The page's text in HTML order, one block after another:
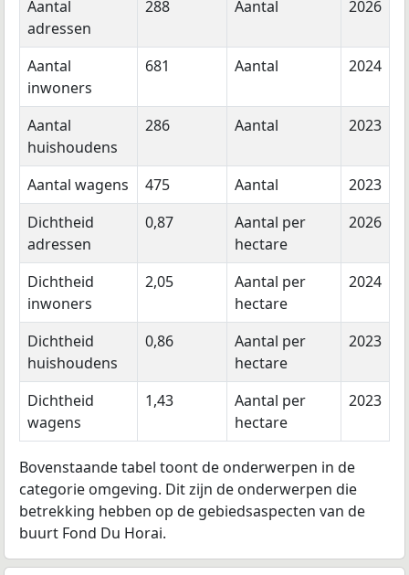
Aantal
adressen
288 Aantal 2026
Aantal
inwoners
681 Aantal 2024
Aantal
huishoudens
286 Aantal 2023
Aantal wagens 475 Aantal
2023
Dichtheid
adressen
0,87
Aantal per
hectare
2026
Dichtheid
inwoners
2,05
Aantal per
hectare
2024
Dichtheid
huishoudens
0,86
Aantal per
hectare
2023
Dichtheid
wagens
1,43
Aantal per
hectare
2023
Bovenstaande tabel toont de onderwerpen in de
categorie omgeving. Dit zijn de onderwerpen die
betrekking hebben op de gebiedsaspecten van de
buurt Fond Du Horai.